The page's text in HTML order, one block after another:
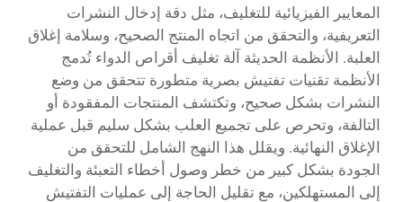
المعايير الفيزيائية للتغليف، مثل دقة إدخال النشرات
التعريفية، والتحقق من اتجاه المنتج الصحيح، وسلامة إغلاق
العلبة. الأنظمة الحديثة آلة تغليف أقراص الدواء تُدمج
الأنظمة تقنيات تفتيش بصرية متطورة تتحقق من وضع
النشرات بشكل صحيح، وتكتشف المنتجات المفقودة أو
التالفة، وتحرص على تجميع العلب بشكل سليم قبل عملية
الإغلاق النهائية. ويقلل هذا النهج الشامل للتحقق من
الجودة بشكل كبير من خطر وصول أخطاء التعبئة والتغليف
إلى المستهلكين، مع تقليل الحاجة إلى عمليات التفتيش